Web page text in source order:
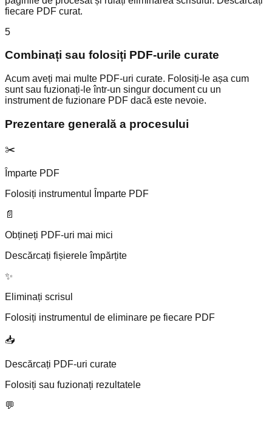
fiecare PDF curat.
5
Combinați sau folosiți PDF-urile curate
Acum aveți mai multe PDF-uri curate. Folosiți-le așa cum
sunt sau fuzionați-le într-un singur document cu un
instrument de fuzionare PDF dacă este nevoie.
Prezentare generală a procesului
✂️
Împarte PDF
Folosiți instrumentul Împarte PDF
📄
Obțineți PDF-uri mai mici
Descărcați fișierele împărțite
✨
Eliminați scrisul
Folosiți instrumentul de eliminare pe fiecare PDF
📥
Descărcați PDF-uri curate
Folosiți sau fuzionați rezultatele
💬